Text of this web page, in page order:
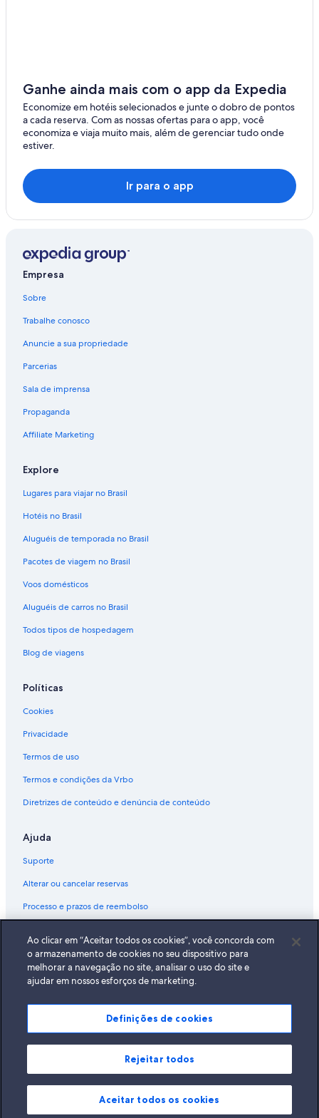
Ganhe ainda mais com o app da Expedia
Economize em hotéis selecionados e junte o dobro de pontos
a cada reserva. Com as nossas ofertas para o app, você
economiza e viaja muito mais, além de gerenciar tudo onde
estiver.
Ir para o app
Empresa
Sobre
Trabalhe conosco
Anuncie a sua propriedade
Parcerias
Sala de imprensa
Propaganda
Affiliate Marketing
Explore
Lugares para viajar no Brasil
Hotéis no Brasil
Aluguéis de temporada no Brasil
Pacotes de viagem no Brasil
Voos domésticos
Aluguéis de carros no Brasil
Todos tipos de hospedagem
Blog de viagens
Políticas
Cookies
Privacidade
Termos de uso
Termos e condições da Vrbo
Diretrizes de conteúdo e denúncia de conteúdo
Ajuda
Suporte
Alterar ou cancelar reservas
Processo e prazos de reembolso
Documentos para viagens internacionais
A Expedia, Inc. não se responsabiliza pelo conteúdo dos sites externos.
© 2026 Expedia, Inc., uma empresa do Expedia Group. Todos os direitos
reservados Expedia e o logotipo da Expedia são marcas registradas da
Ao clicar em “Aceitar todos os cookies”, você concorda com
o armazenamento de cookies no seu dispositivo para
melhorar a navegação no site, analisar o uso do site e
ajudar em nossos esforços de marketing.
Definições de cookies
Rejeitar todos
Aceitar todos os cookies